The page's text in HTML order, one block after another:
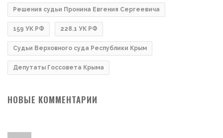
Решения судьи Пронина Евгения Сергеевича
159 УК РФ 228.1 УК РФ
Судьи Верховного суда Республики Крым
Депутаты Госсовета Крыма
НОВЫЕ КОММЕНТАРИИ